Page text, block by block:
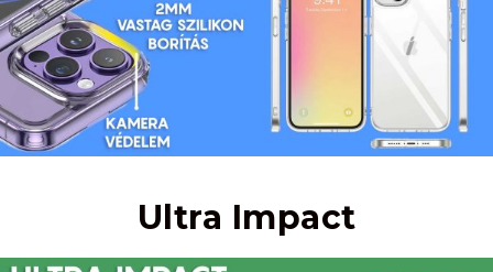
Ultra Impact